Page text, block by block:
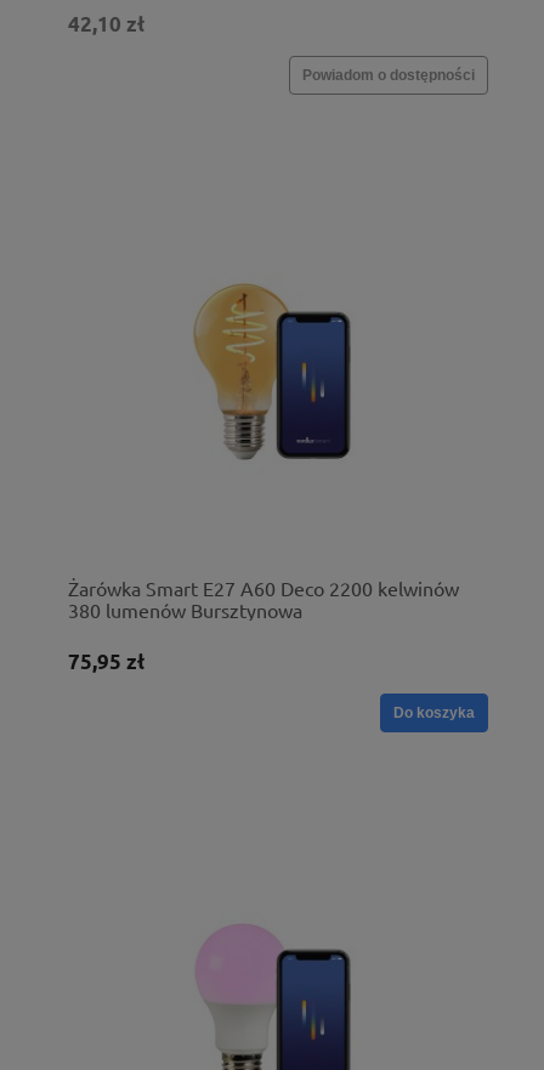
42,10 zł
Powiadom o dostępności
Żarówka Smart E27 A60 Deco 2200 kelwinów
380 lumenów Bursztynowa
75,95 zł
Do koszyka